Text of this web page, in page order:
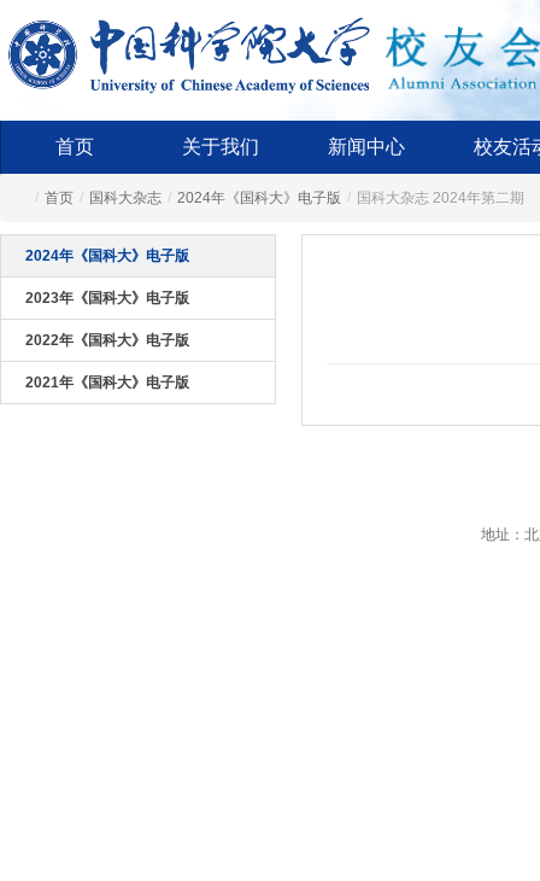
首页 关于我们 新闻中心 校友活
/ 首页 / 国科大杂志 / 2024年《国科大》电子版 / 国科大杂志 2024年第二期
2024年《国科大》电子版
2023年《国科大》电子版
2022年《国科大》电子版
2021年《国科大》电子版
地址：